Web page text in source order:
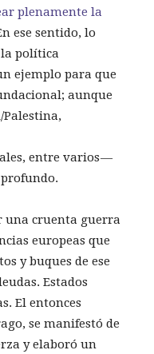
plenamente la
ese sentido, lo
política
ejemplo para que
aunque
entre varios —
una cruenta guerra
europeas que
y buques de ese
Estados
El entonces
se manifestó de
y elaboró un